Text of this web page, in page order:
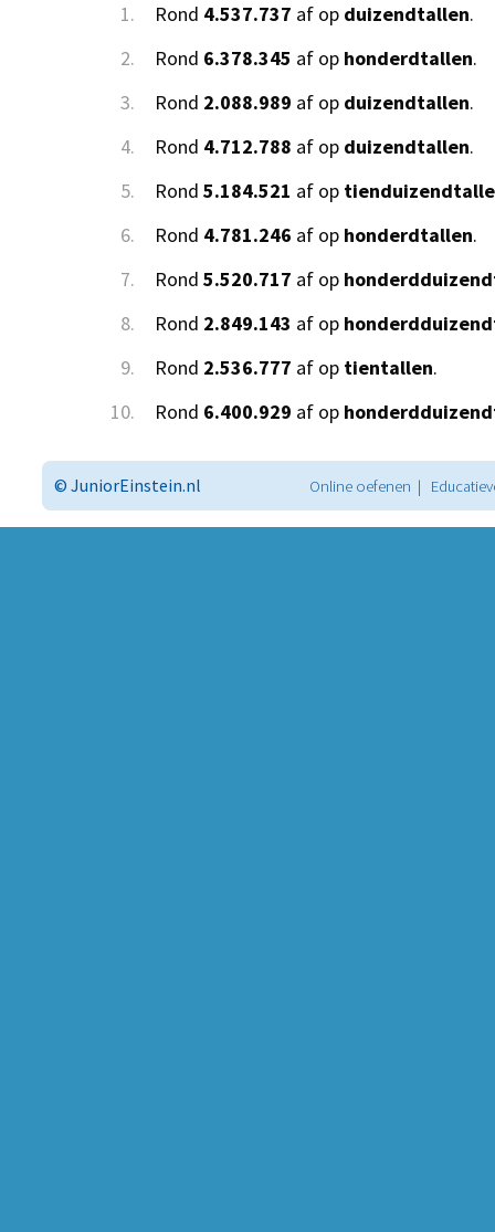
1. Rond 4.537.737 af op duizendtallen.
2.
Rond 6.378.345 af op honderdtallen.
3.
Rond 2.088.989 af op duizendtallen.
4.
Rond 4.712.788 af op duizendtallen.
5.
Rond 5.184.521 af op
6.
Rond 4.781.246 af op honderdtallen.
7.
Rond 5.520.717 af op
8.
Rond 2.849.143 af op
9.
Rond 2.536.777 af op tientallen.
10.
Rond 6.400.929 af op
© JuniorEinstein.nl Online oefenen |